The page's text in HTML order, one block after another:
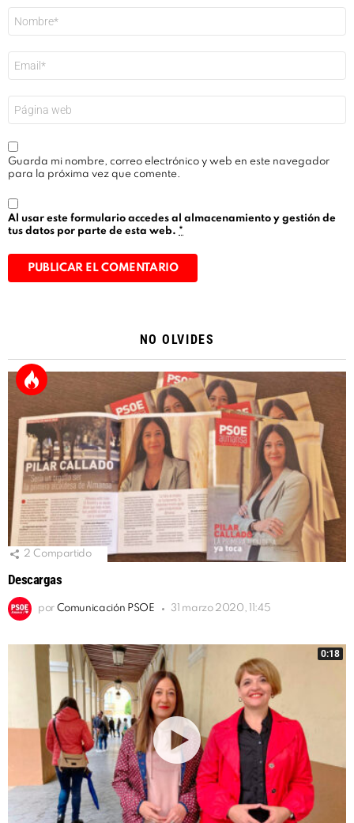
electrónico
*
Guarda mi nombre, correo electrónico y web en este navegador
para la próxima vez que comente.
Al usar este formulario accedes al almacenamiento y gestión de
tus datos por parte de esta web. *
NO OLVIDES
2 Compartido
Descargas
por Comunicación PSOE 31 marzo 2020, 11:45
0:18